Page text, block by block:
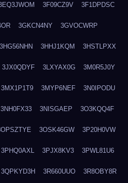
3F09CZ9V 3F1DPDSC
3GKCN4NY 3GVOCWRP
3HG56NHN 3HHJ1KQM 3HSTLPXX
3JX0QDYF 3LXYAX0G 3M0R5J0Y
3MX1P1T9 3MYP6NEF 3N0IPODU
3NH0FX33 3NISGAEP 3O3KQQ4F
3OSK46GW 3P20H0VW
3PHQ0AXL 3PJX8KV3 3PWL81U6
3QPKYD3H 3R660UUO 3R8OBY8R